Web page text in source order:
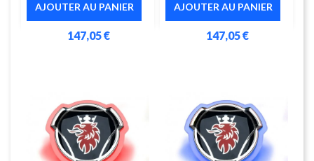
AJOUTER AU PANIER
147,05 €
AJOUTER AU PANIER
147,05 €